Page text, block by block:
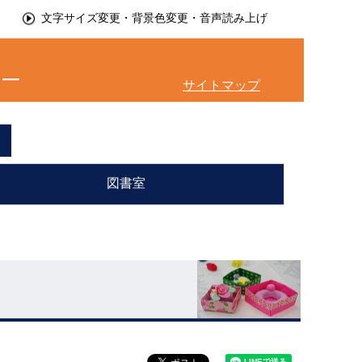
文字サイズ変更・背景色変更・音声読み上げ
サイトマップ
図書室